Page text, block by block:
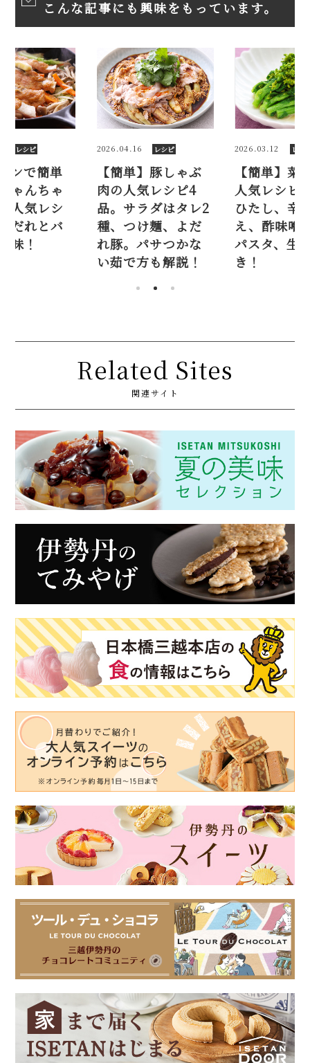
こんな記事にも興味をもっています。
レシピ
豚しゃぶ
レシピ4
ダはタレ2
麺、よだ
サつかな
2026.03.12 レシピ
【簡単】菜の花の
人気レシピ5品。お
ひたし、辛子和
え、酢味噌和え、
パスタ、生春巻
き！
2025.11.07 レシ
フライパン
「鮭のちゃ
ん焼き」人
ピ。味噌だ
ターが美味
Related Sites
関連サイト